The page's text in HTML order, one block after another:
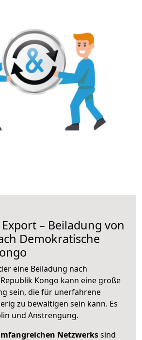
– Beiladung von
Demokratische
eine Beiladung nach
Kongo kann eine große
sein, die für unerfahrene
zu bewältigen sein kann. Es
und Anstrengung.
Netzwerkssind